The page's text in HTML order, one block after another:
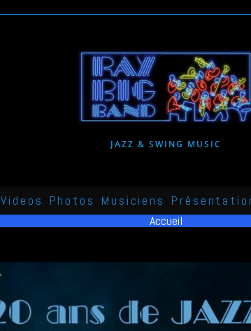
JAZZ & SWING MUSIC
Videos Photos Musiciens
Accueil